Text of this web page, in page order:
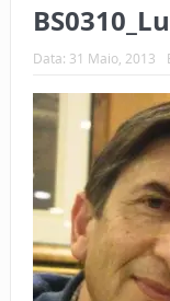
Data: 31 Maio, 2013